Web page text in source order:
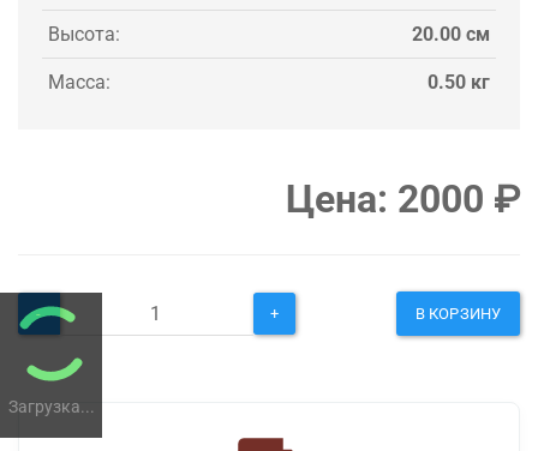
Загрузка...
Высота: 20.00 см
Масса: 0.50 кг
Цена: 2000 ₽
- + В КОРЗИНУ